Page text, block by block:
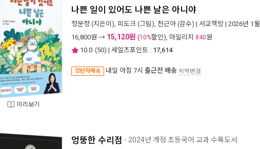
미리보기
나쁜 일이 있어도 나쁜 날은 아니야
정문정 (지은이), 피도크 (그림), 천근아 (감수) | 서교책방 | 2026년 1월
16,800원 → 15,120원 (10%할인), 마일리지 840원
10.0 (50) | 세일즈포인트 : 17,614
양탄자배송 내일 아침 7시 출근전 배송 지역변경
엉뚱한 수리점 - 2024년 개정 초등국어 교과 수록도서